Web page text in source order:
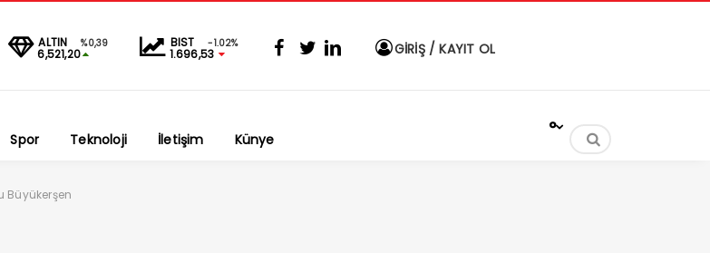
ALTIN %0,39
6,521,20
BIST -1.02%
1.696,53 GİRİŞ / KAYIT OL
Spor Teknoloji İletişim Künye
°
Büyükerşen